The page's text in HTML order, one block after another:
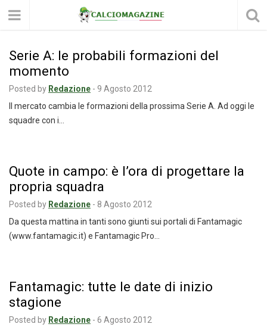
Serie A: le probabili formazioni del
momento
Posted by Redazione - 9 Agosto 2012
Il mercato cambia le formazioni della prossima Serie A. Ad oggi le
squadre con i…
Quote in campo: è l’ora di progettare la
propria squadra
Posted by Redazione - 8 Agosto 2012
Da questa mattina in tanti sono giunti sui portali di Fantamagic
(www.fantamagic.it) e Fantamagic Pro…
Fantamagic: tutte le date di inizio
stagione
Posted by Redazione - 6 Agosto 2012